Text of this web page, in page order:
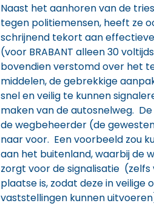
Naast het aanhoren van de
tegen politiemensen, heeft ze
schrijnend tekort aan
(voor BRABANT alleen 30
bovendien verstomd over het
middelen, de gebrekkige
snel en veilig te kunnen
maken van de autosnelweg.
de wegbeheerder (de
naar voor. Een voorbeeld zou
aan het buitenland, waarbij de
zorgt voor de signalisatie
plaatse is, zodat deze in veilige
vaststellingen kunnen